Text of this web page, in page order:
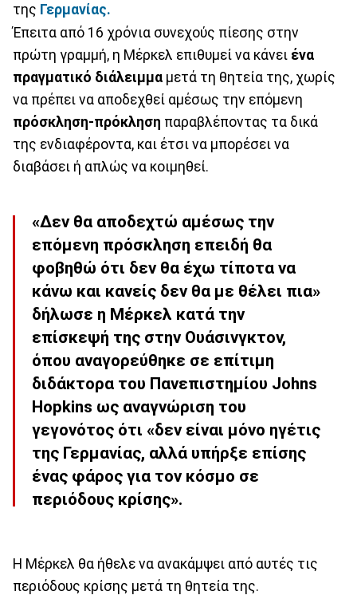
της Γερμανίας.
Έπειτα από 16 χρόνια συνεχούς πίεσης στην
πρώτη γραμμή, η Μέρκελ επιθυμεί να κάνει ένα
πραγματικό διάλειμμα μετά τη θητεία της, χωρίς
να πρέπει να αποδεχθεί αμέσως την επόμενη
πρόσκληση-πρόκληση παραβλέποντας τα δικά
της ενδιαφέροντα, και έτσι να μπορέσει να
διαβάσει ή απλώς να κοιμηθεί.
«Δεν θα αποδεχτώ αμέσως την
επόμενη πρόσκληση επειδή θα
φοβηθώ ότι δεν θα έχω τίποτα να
κάνω και κανείς δεν θα με θέλει πια»
δήλωσε η Μέρκελ κατά την
επίσκεψή της στην Ουάσινγκτον,
όπου αναγορεύθηκε σε επίτιμη
διδάκτορα του Πανεπιστημίου Johns
Hopkins ως αναγνώριση του
γεγονότος ότι «δεν είναι μόνο ηγέτις
της Γερμανίας, αλλά υπήρξε επίσης
ένας φάρος για τον κόσμο σε
περιόδους κρίσης».
Η Μέρκελ θα ήθελε να ανακάμψει από αυτές τις
περιόδους κρίσης μετά τη θητεία της.